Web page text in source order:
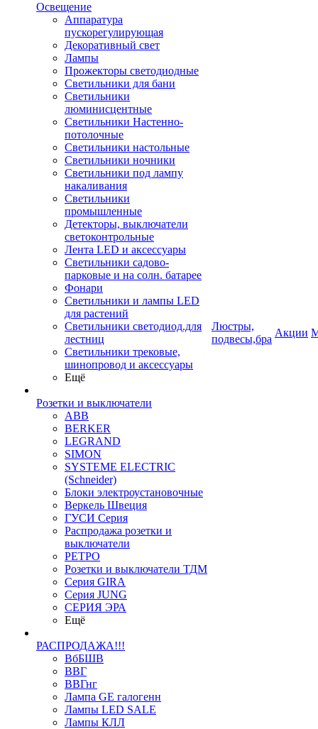
Освещение
Аппаратура
пускорегулирующая
Декоративный свет
Лампы
Прожекторы светодиодные
Светильники для бани
Светильники
люминисцентные
Светильники Настенно-
потолочные
Светильники настольные
Светильники ночники
Светильники под лампу
накаливания
Светильники
промышленные
Детекторы, выключатели
светоконтрольные
Лента LED и аксессуары
Светильники садово-
парковые и на солн. батарее
Фонари
Светильники и лампы LED
для растений
Светильники светодиод.для
лестниц
Светильники трековые,
шинопровод и аксессуары
Ещё
Розетки и выключатели
ABB
BERKER
LEGRAND
SIMON
SYSTEME ELECTRIC
(Schneider)
Блоки электроустановочные
Веркель Швеция
ГУСИ Серия
Распродажа розетки и
выключатели
РЕТРО
Розетки и выключатели ТДМ
Серия GIRA
Серия JUNG
СЕРИЯ ЭРА
Ещё
РАСПРОДАЖА!!!
ВбБШВ
ВВГ
ВВГнг
Лампа GE галогенн
Лампы LED SALE
Лампы КЛЛ
Люстры,
подвесы,бра
Акции